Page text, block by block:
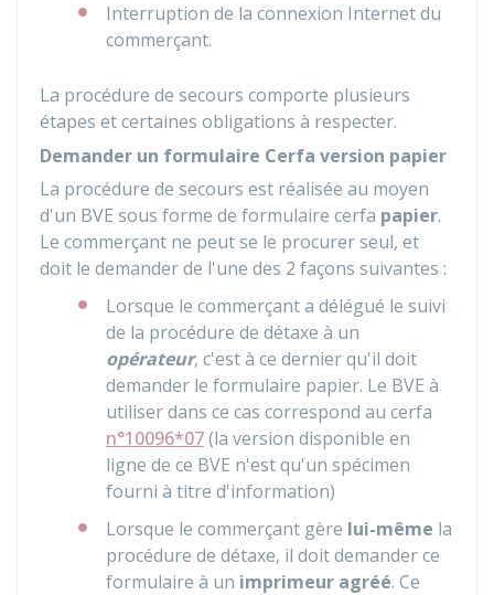
Interruption de la connexion Internet du
commerçant.
La procédure de secours comporte plusieurs
étapes et certaines obligations à respecter.
Demander un formulaire Cerfa version papier
La procédure de secours est réalisée au moyen
d'un BVE sous forme de formulaire cerfa papier.
Le commerçant ne peut se le procurer seul, et
doit le demander de l'une des 2 façons suivantes :
Lorsque le commerçant a délégué le suivi
de la procédure de détaxe à un
opérateur, c'est à ce dernier qu'il doit
demander le formulaire papier. Le BVE à
utiliser dans ce cas correspond au cerfa
n°10096*07(la version disponible en
ligne de ce BVE n'est qu'un spécimen
fourni à titre d'information)
Lorsque le commerçant gère lui-même la
procédure de détaxe, il doit demander ce
formulaire à un imprimeur agréé. Ce